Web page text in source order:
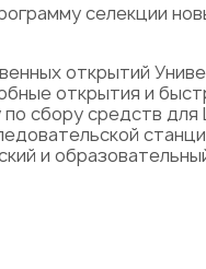
селекции
открытий
открытия и
сбору средств
и